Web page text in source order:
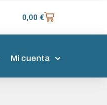
0,00 €
Mi cuenta